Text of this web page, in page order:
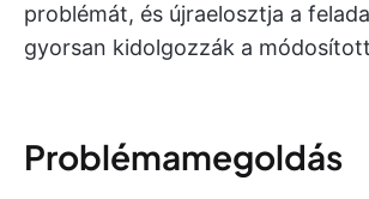
problémát, és újraelosztja a
gyorsan kidolgozzák a
Problémamegoldás